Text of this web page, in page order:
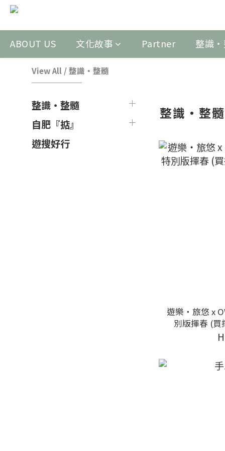
ABOUT US 文化故事 Partner 整識‧
View All /整識‧整髓
整識‧整髓
自肥『掂』
遊搜好行
整識‧整髓
遊樂‧旅悠 x
別版揮春 (